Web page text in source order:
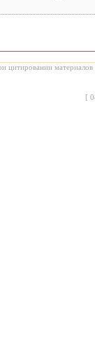
цитировании материалов
[